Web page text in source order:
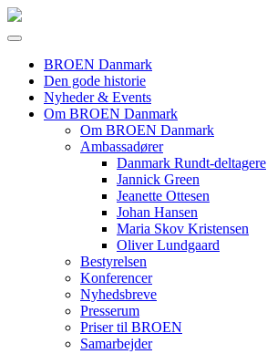
BROEN Danmark
Den gode historie
Nyheder & Events
Om BROEN Danmark
Om BROEN Danmark
Ambassadører
Danmark Rundt-deltagere
Jannick Green
Jeanette Ottesen
Johan Hansen
Maria Skov Kristensen
Oliver Lundgaard
Bestyrelsen
Konferencer
Nyhedsbreve
Presserum
Priser til BROEN
Samarbejder